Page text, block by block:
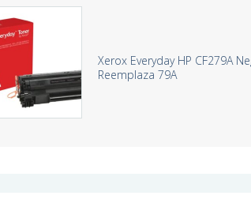
Xerox Everyday HP CF279A
Reemplaza 79A